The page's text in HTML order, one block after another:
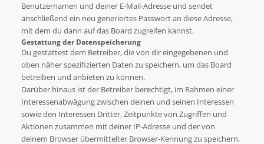
Benutzernamen und deiner E-Mail-Adresse und sendet
anschließend ein neu generiertes Passwort an diese Adresse,
mit dem du dann auf das Board zugreifen kannst.
Gestattung der Datenspeicherung
Du gestattest dem Betreiber, die von dir eingegebenen und
oben näher spezifizierten Daten zu speichern, um das Board
betreiben und anbieten zu können.
Darüber hinaus ist der Betreiber berechtigt, im Rahmen einer
Interessenabwägung zwischen deinen und seinen Interessen
sowie den Interessen Dritter, Zeitpunkte von Zugriffen und
Aktionen zusammen mit deiner IP-Adresse und der von
deinem Browser übermittelter Browser-Kennung zu speichern,